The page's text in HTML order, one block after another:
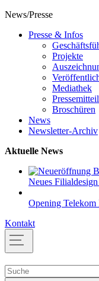
News/Presse
Presse & Infos
Projekte
Mediathek
Broschüren
News
Newsletter-Archiv
Aktuelle News
Neues
Opening Telekom
Kontakt